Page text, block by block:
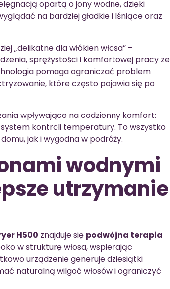
opartą o jony wodne, dzięki
na bardziej gładkie i lśniące oraz
„delikatne dla włókien włosa” –
sprężystości i komfortowej pracy ze
pomaga ograniczać problem
które często pojawia się po
wpływające na codzienny komfort:
kontroli temperatury. To wszystko
jak i wygodna w podróży.
wodnymi
utrzymanie
H500 znajduje się podwójna terapia
w strukturę włosa, wspierając
urządzenie generuje dziesiątki
naturalną wilgoć włosów i ograniczyć